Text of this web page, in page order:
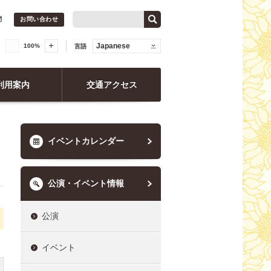
お問い合わせ
100% 言語 Japanese
用案内 交通アクセス
イベントカレンダー
公演・イベント情報
公演
イベント